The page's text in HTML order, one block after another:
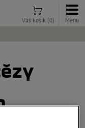
Váš košík (0) Menu